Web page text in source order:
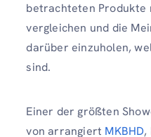
betrachteten Produkte
vergleichen und die
darüber einzuholen,
sind.
Einer der größten
von arrangiert MKBHD,